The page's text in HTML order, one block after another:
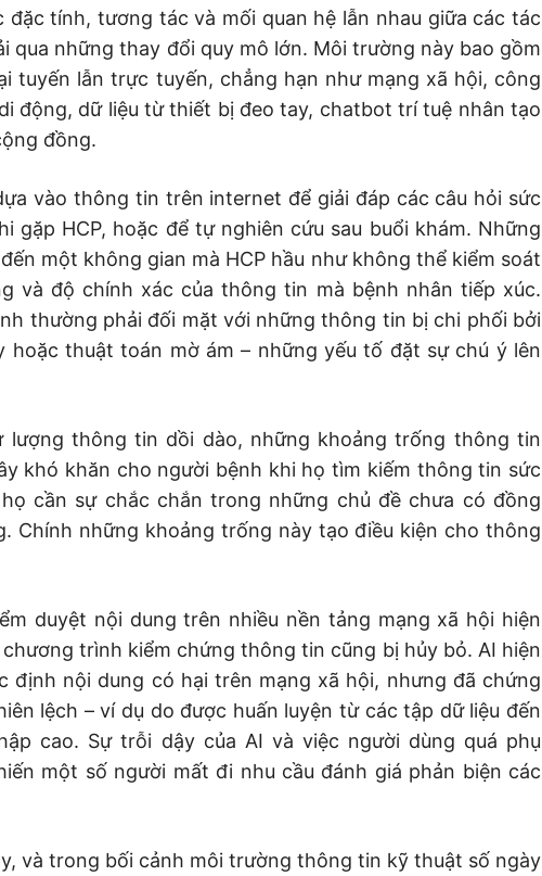
tính, tương tác và mối quan hệ lẫn nhau giữa các tác
qua những thay đổi quy mô lớn. Môi trường này bao gồm
tuyến lẫn trực tuyến, chẳng hạn như mạng xã hội, công
động, dữ liệu từ thiết bị đeo tay, chatbot trí tuệ nhân tạo
đồng.
vào thông tin trên internet để giải đáp các câu hỏi sức
gặp HCP, hoặc để tự nghiên cứu sau buổi khám. Những
một không gian mà HCP hầu như không thể kiểm soát
và độ chính xác của thông tin mà bệnh nhân tiếp xúc.
thường phải đối mặt với những thông tin bị chi phối bởi
hoặc thuật toán mờ ám – những yếu tố đặt sự chú ý lên
lượng thông tin dồi dào, những khoảng trống thông tin
khó khăn cho người bệnh khi họ tìm kiếm thông tin sức
cần sự chắc chắn trong những chủ đề chưa có đồng
Chính những khoảng trống này tạo điều kiện cho thông
duyệt nội dung trên nhiều nền tảng mạng xã hội hiện
trình kiểm chứng thông tin cũng bị hủy bỏ. AI hiện
định nội dung có hại trên mạng xã hội, nhưng đã chứng
lệch – ví dụ do được huấn luyện từ các tập dữ liệu đến
cao. Sự trỗi dậy của AI và việc người dùng quá phụ
một số người mất đi nhu cầu đánh giá phản biện các
và trong bối cảnh môi trường thông tin kỹ thuật số ngày